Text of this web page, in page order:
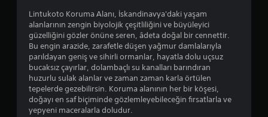
ı
z
Lintukoto Koruma Alanı, İskandinavya'daki yaşam
alanlarının zengin biyolojik çeşitliliğini ve büyüleyici
güzelliğini gözler önüne seren, âdeta doğal bir cennettir.
Bu engin arazide, zarafetle düşen yağmur damlalarıyla
parıldayan geniş ve sihirli ormanlar, hayatla dolu uçsuz
bucaksız çayırlar, dolambaçlı su kanalları barındıran
huzurlu sulak alanlar ve zaman zaman karla örtülen
tepelerde gezebilirsin. Koruma alanının her bir köşesi,
doğayı en saf biçiminde gözlemleyebileceğin fırsatlarla ve
yepyeni maceralarla doludur.